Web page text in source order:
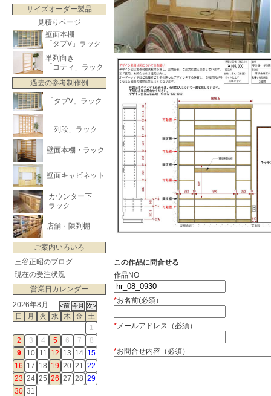
サイズオーダー製品
見積りページ
壁面本棚
「タブV」ラック
単列向き
「コティ」ラック
過去の参考制作例
「タブV」ラック
「列段」ラック
壁面本棚・ラック
壁面キャビネット
カウンター下
ラック
店舗・陳列棚
ご案内いろいろ
三谷正昭のブログ
現在の受注状況
営業日カレンダー
2026年8月
日
月 火 水 木 金
土
1
2
3 4 5 6 7
8
9
10 11 12 13 14 15
16 17 18 19 20 21 22
23 24 25 26 27 28 29
30 31
この作品に問合せる
作品NO
*お名前(必須）
*メールアドレス（必須）
*お問合せ内容（必須）